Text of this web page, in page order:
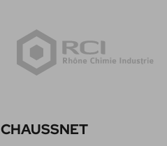
En savoir plus
CHAUSSNET